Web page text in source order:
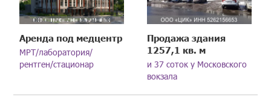
Аренда под медцентр
МРТ/лаборатория/
рентген/стационар
Продажа здания
1257,1 кв. м
и 37 соток у Московского
вокзала